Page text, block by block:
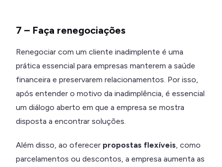
7 – Faça renegociações
Renegociar com um cliente inadimplente é uma
prática essencial para empresas manterem a saúde
financeira e preservarem relacionamentos. Por isso,
após entender o motivo da inadimplência, é essencial
um diálogo aberto em que a empresa se mostra
disposta a encontrar soluções.
Além disso, ao oferecer propostas flexíveis, como
parcelamentos ou descontos, a empresa aumenta as